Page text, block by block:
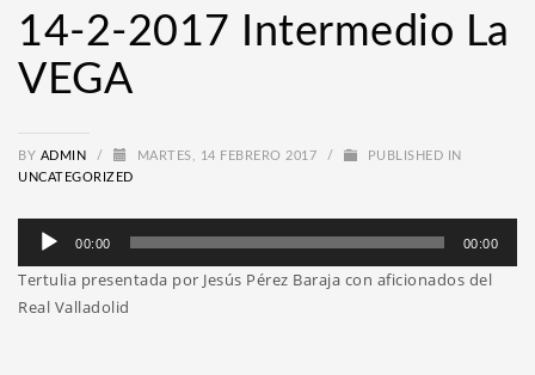
14-2-2017 Intermedio La
VEGA
BY ADMIN / MARTES, 14 FEBRERO 2017 /
PUBLISHED IN
UNCATEGORIZED
Reproductor
audio
00:00 00:00
Tertulia presentada por Jesús Pérez Baraja con aficionados del
Real Valladolid